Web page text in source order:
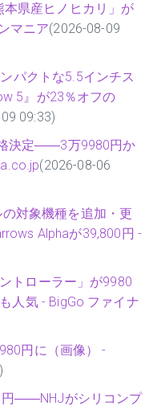
県産ヒノヒカリ」が
マニア(2026-08-09
パクトな5.5インチス
5』が23％オフの
09:33)
決定――3万9980円か
(2026-08-06
対象機種を追加・更
Alphaが39,800円 -
トローラー」が9980
人気 - BigGo ファイナ
円に（画像） -
円――NHJがシリコンプ